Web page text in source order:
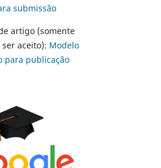
submissão
artigo (somente
aceito): Modelo
para publicação